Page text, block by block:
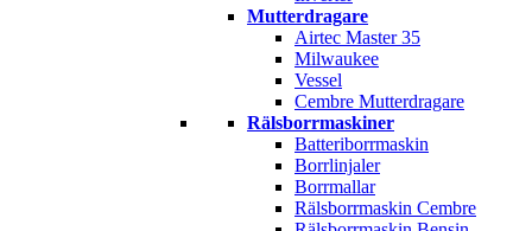
Mutterdragare
Airtec Master 35
Milwaukee
Vessel
Cembre Mutterdragare
Rälsborrmaskiner
Batteriborrmaskin
Borrlinjaler
Borrmallar
Rälsborrmaskin Cembre